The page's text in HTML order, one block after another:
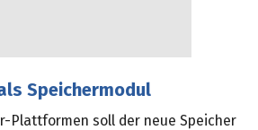
Speichermodul
Plattformen soll der neue Speicher